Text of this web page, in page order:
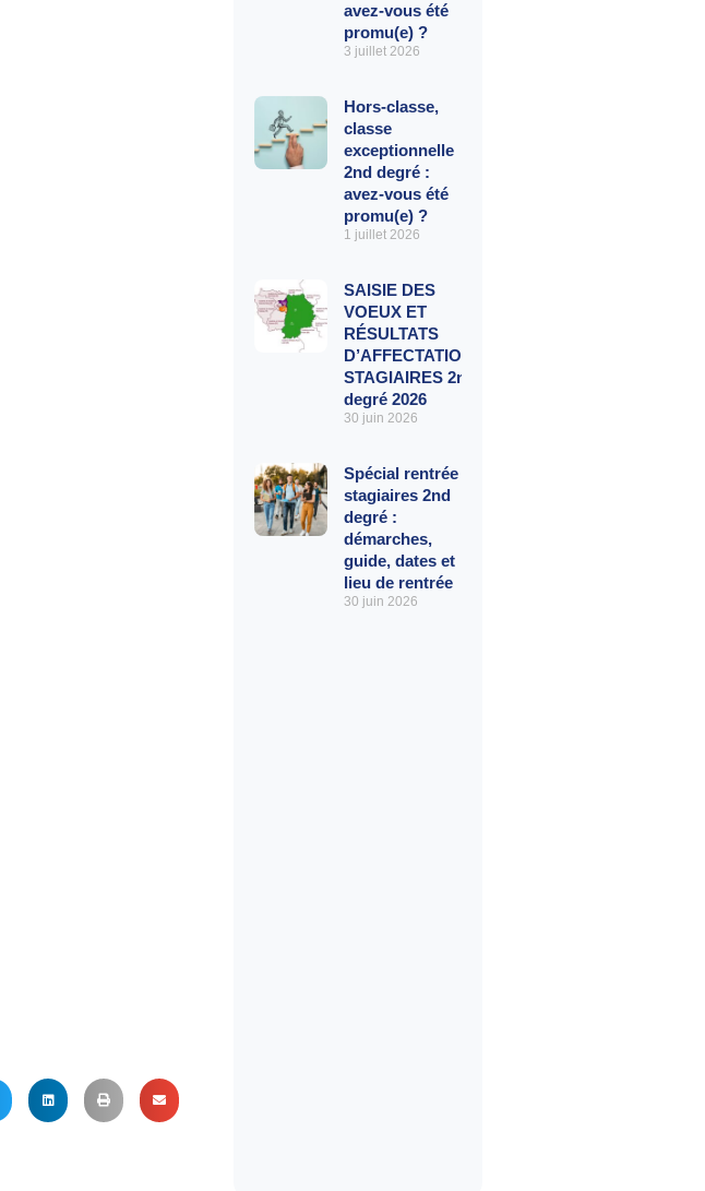
avez-vous été
promu(e) ?
3 juillet 2026
Hors-classe,
classe
exceptionnelle
2nd degré :
avez-vous été
promu(e) ?
1 juillet 2026
SAISIE DES
VOEUX ET
RÉSULTATS
D’AFFECTATIONS
STAGIAIRES 2nd
degré 2026
30 juin 2026
Spécial rentrée
stagiaires 2nd
degré :
démarches,
guide, dates et
lieu de rentrée
30 juin 2026